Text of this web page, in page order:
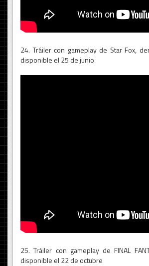
24. Tráiler con gameplay de Star Fox,
disponible el 25 de junio
25. Tráiler con gameplay de FINAL
disponible el 22 de octubre